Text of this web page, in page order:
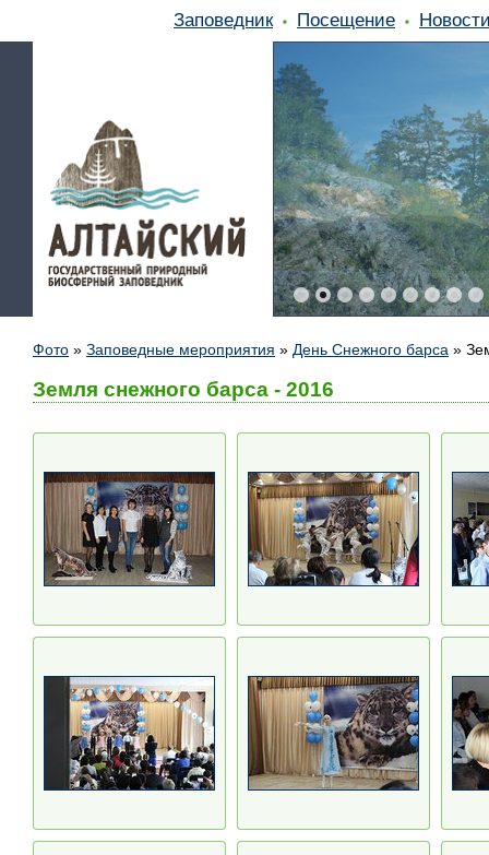
Заповедник Посещение
Фото » Заповедные мероприятия » День Снежного барса »
Земля снежного барса - 2016